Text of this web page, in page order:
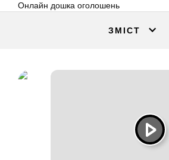
Онлайн дошка оголошень
ЗМІСТ